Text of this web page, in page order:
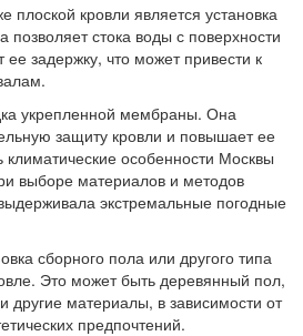
кровли является установка
стока воды с поверхности
задержку, что может привести к
укрепленной мембраны. Она
защиту кровли и повышает ее
климатические особенности Москвы
выборе материалов и методов
экстремальные погодные
сборного пола или другого типа
Это может быть деревянный пол,
другие материалы, в зависимости от
предпочтений.